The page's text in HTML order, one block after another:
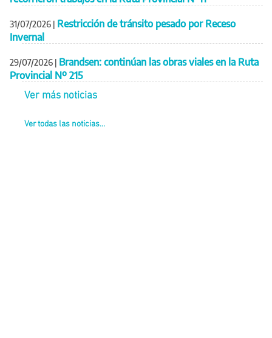
31/07/2026 | Restricción de tránsito pesado por Receso
Invernal
29/07/2026 | Brandsen: continúan las obras viales en la Ruta
Provincial Nº 215
Ver más noticias
Ver todas las noticias...